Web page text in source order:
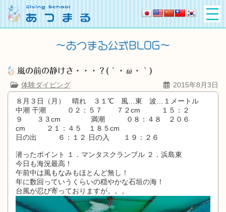
嵐の前の静けさ・・・？(´・ω・｀)
体験ダイビング
2015年8月3日
８月３日（月） 晴れ ３１℃ 風…東 波…１メートル
中潮 干潮 ０２：５７ ７２cm １５：２
９ ３３cm 満潮 ０８：４８ ２０６
cm ２１：４５ １８５cm
日の出 ６：１２ 日の入 １９：２６
潜ったポイント １．マンタスクランブル ２．浜島東
今日も海況最高！
午前中は風もなみもほとんど無し！
年に数回っていうくらいの穏やかな石垣の海！
台風が忍び寄っておりますが。。。